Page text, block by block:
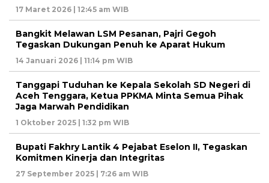
17 Maret 2026 | 12:45 am WIB
Bangkit Melawan LSM Pesanan, Pajri Gegoh
Tegaskan Dukungan Penuh ke Aparat Hukum
14 Januari 2026 | 11:14 pm WIB
Tanggapi Tuduhan ke Kepala Sekolah SD Negeri di
Aceh Tenggara, Ketua PPKMA Minta Semua Pihak
Jaga Marwah Pendidikan
1 Oktober 2025 | 1:32 pm WIB
Bupati Fakhry Lantik 4 Pejabat Eselon II, Tegaskan
Komitmen Kinerja dan Integritas
27 September 2025 | 7:26 am WIB